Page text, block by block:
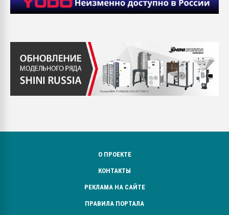
О ПРОЕКТЕ
КОНТАКТЫ
РЕКЛАМА НА САЙТЕ
ПРАВИЛА ПОРТАЛА